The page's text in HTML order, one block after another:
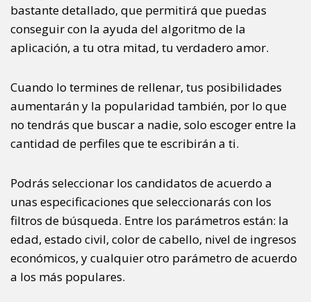
bastante detallado, que permitirá que puedas
conseguir con la ayuda del algoritmo de la
aplicación, a tu otra mitad, tu verdadero amor.
Cuando lo termines de rellenar, tus posibilidades
aumentarán y la popularidad también, por lo que
no tendrás que buscar a nadie, solo escoger entre la
cantidad de perfiles que te escribirán a ti.
Podrás seleccionar los candidatos de acuerdo a
unas especificaciones que seleccionarás con los
filtros de búsqueda. Entre los parámetros están: la
edad, estado civil, color de cabello, nivel de ingresos
económicos, y cualquier otro parámetro de acuerdo
a los más populares.